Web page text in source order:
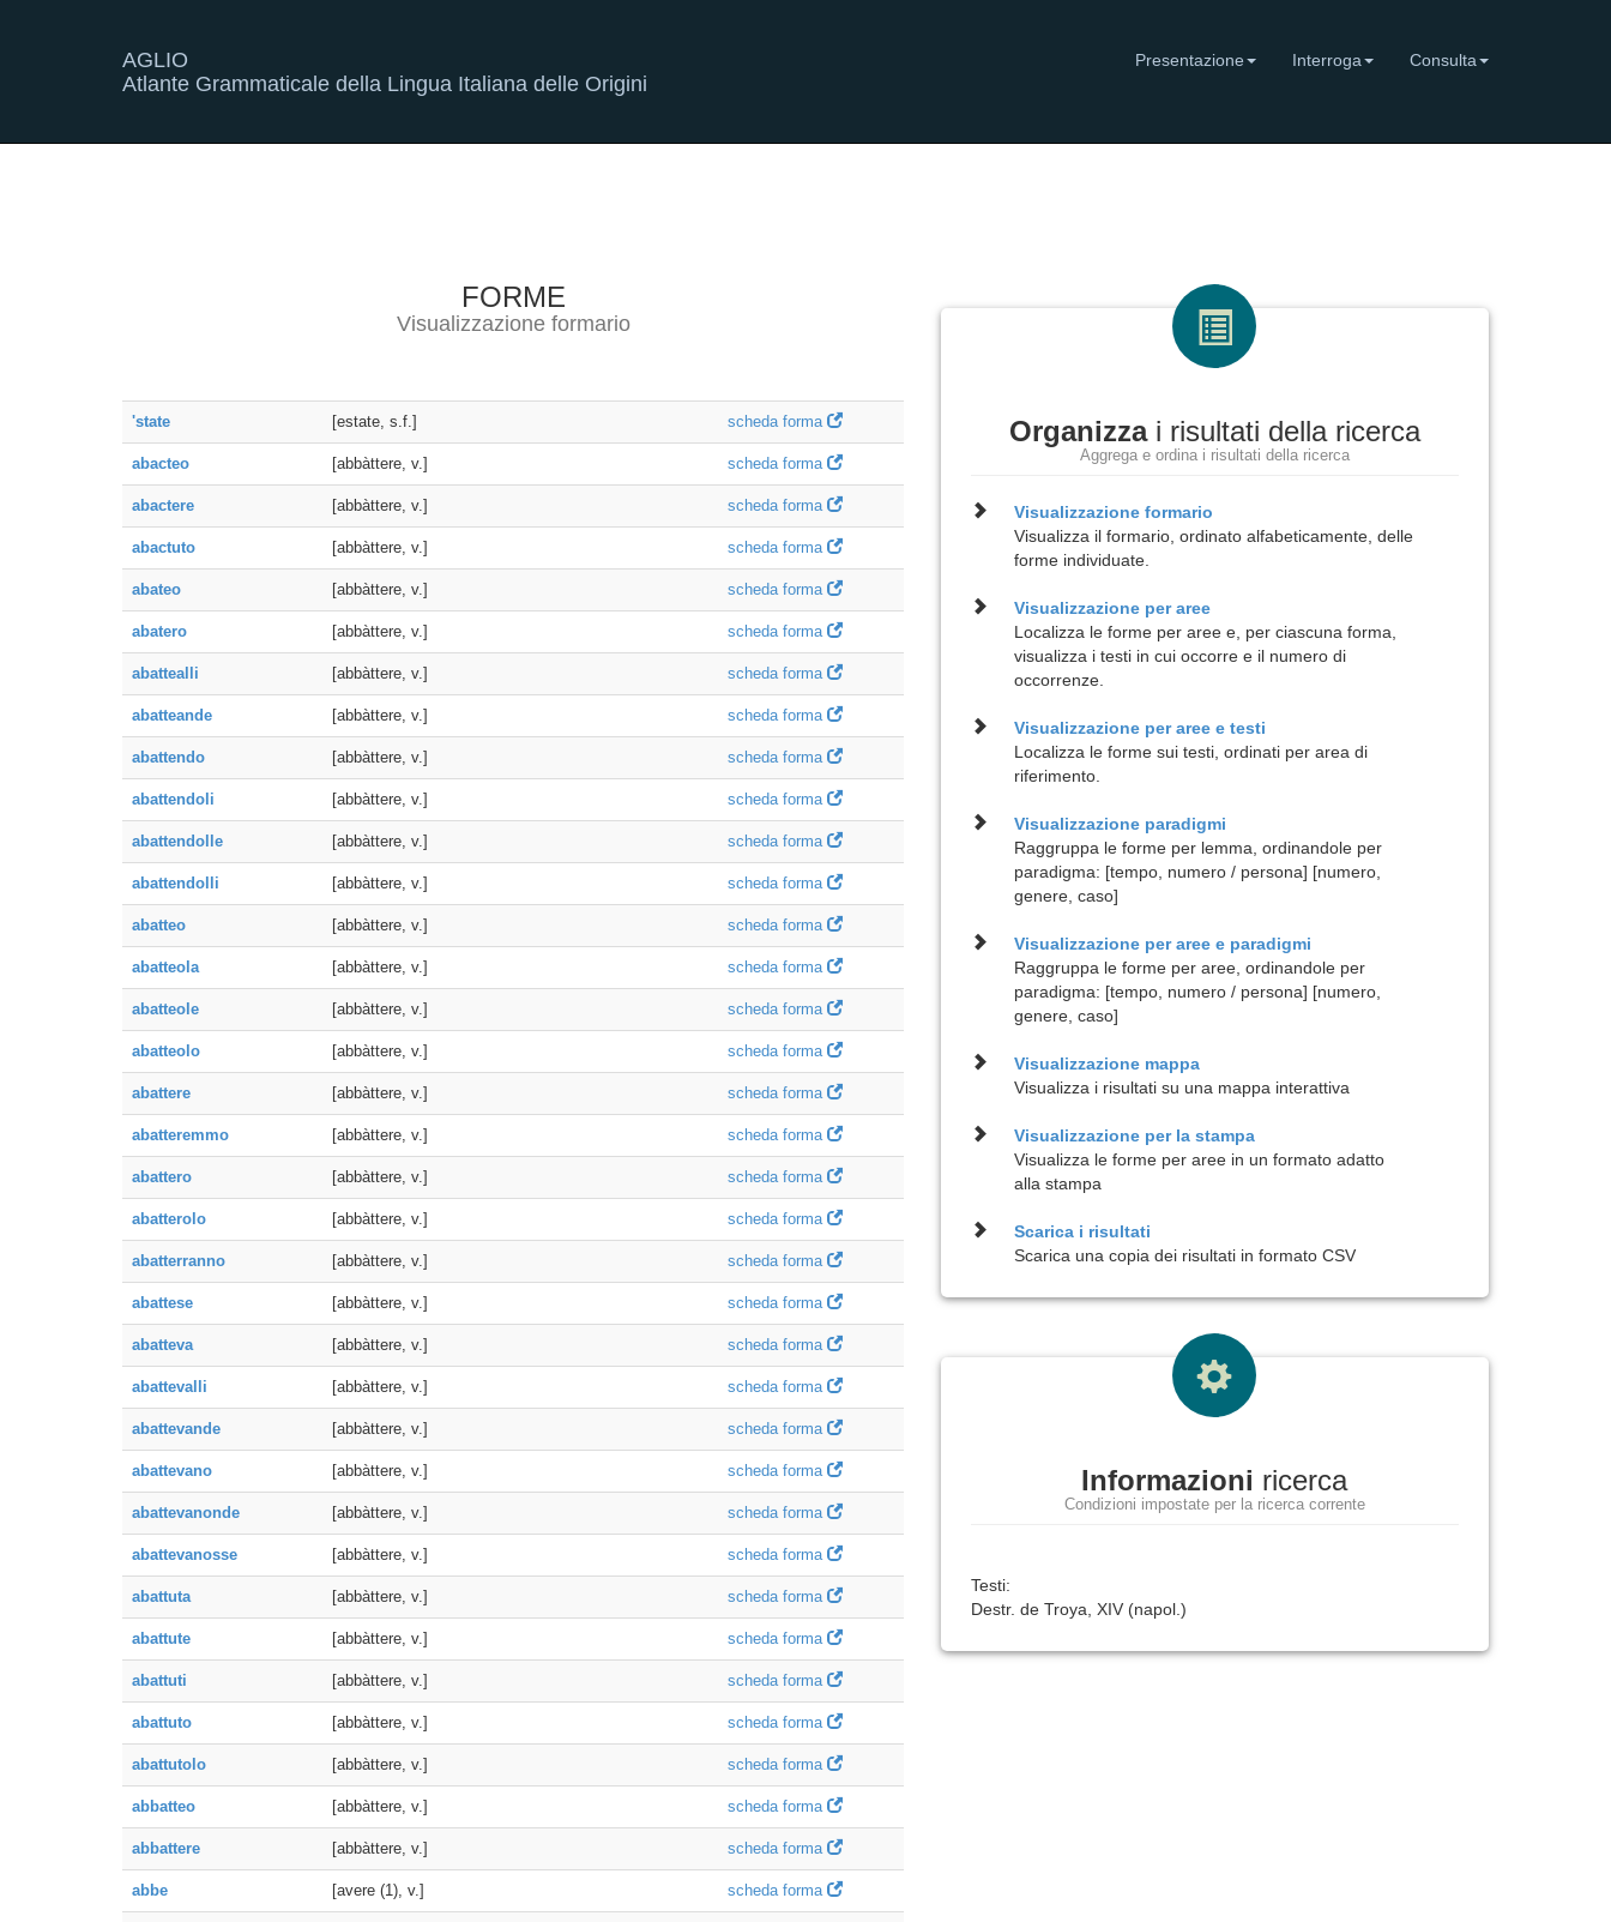
AGLIO
Atlante Grammaticale della Lingua Italiana delle Origini
Presentazione Interroga Consulta
FORME
Visualizzazione formario
'state [estate, s.f.] scheda forma
abacteo [abbàttere, v.] scheda forma
abactere [abbàttere, v.] scheda forma
abactuto [abbàttere, v.] scheda forma
abateo [abbàttere, v.] scheda forma
abatero [abbàttere, v.] scheda forma
abattealli [abbàttere, v.] scheda forma
abatteande [abbàttere, v.] scheda forma
abattendo [abbàttere, v.] scheda forma
abattendoli [abbàttere, v.] scheda forma
abattendolle [abbàttere, v.] scheda forma
abattendolli [abbàttere, v.] scheda forma
abatteo [abbàttere, v.] scheda forma
abatteola [abbàttere, v.] scheda forma
abatteole [abbàttere, v.] scheda forma
abatteolo [abbàttere, v.] scheda forma
abattere [abbàttere, v.] scheda forma
abatteremmo [abbàttere, v.] scheda forma
abattero [abbàttere, v.] scheda forma
abatterolo [abbàttere, v.] scheda forma
abatterranno [abbàttere, v.] scheda forma
abattese [abbàttere, v.] scheda forma
abatteva [abbàttere, v.] scheda forma
abattevalli [abbàttere, v.] scheda forma
abattevande [abbàttere, v.] scheda forma
abattevano [abbàttere, v.] scheda forma
abattevanonde [abbàttere, v.] scheda forma
abattevanosse [abbàttere, v.] scheda forma
abattuta [abbàttere, v.] scheda forma
abattute [abbàttere, v.] scheda forma
abattuti [abbàttere, v.] scheda forma
abattuto [abbàttere, v.] scheda forma
abattutolo [abbàttere, v.] scheda forma
abbatteo [abbàttere, v.] scheda forma
abbattere [abbàttere, v.] scheda forma
abbe [avere (1), v.] scheda forma
Organizzai risultati della ricerca
Aggrega e ordina i risultati della ricerca
Visualizzazione formario
Visualizza il formario, ordinato alfabeticamente, delle
forme individuate.
Visualizzazione peraree
Localizza le forme per aree e, per ciascuna forma,
visualizza i testi in cui occorre e il numero di
occorrenze.
Visualizzazione peraree e testi
Localizza le forme sui testi, ordinati per area di
riferimento.
Visualizzazione paradigmi
Raggruppa le forme per lemma, ordinandole per
paradigma: [tempo, numero / persona] [numero,
genere, caso]
Visualizzazione peraree e paradigmi
Raggruppa le forme per aree, ordinandole per
paradigma: [tempo, numero / persona] [numero,
genere, caso]
Visualizzazione mappa
Visualizza i risultati su una mappa interattiva
Visualizzazione per la stampa
Visualizza le forme per aree in un formato adatto
alla stampa
Scarica i risultati
Scarica una copia dei risultati in formato CSV
Informazioni ricerca
Condizioni impostate per la ricerca corrente
Testi:
Destr. de Troya, XIV (napol.)